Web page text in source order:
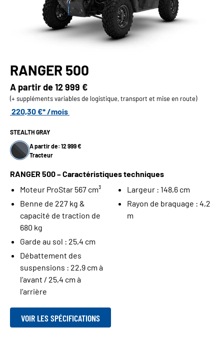
RANGER 500
A partir de12 999 €
(+ suppléments variables de logistique, transport et mise en route)
220,30 €* /mois
STEALTH GRAY
A partir de: 12 999 €
Tracteur
RANGER 500 – Caractéristiques techniques
Moteur ProStar 567 cm³
Benne de 227 kg &
capacité de traction de
680 kg
Garde au sol : 25,4 cm
Débattement des
suspensions : 22,9 cm à
l’avant / 25,4 cm à
l’arrière
Largeur : 148,6 cm
Rayon de braquage : 4,2
m
VOIR LES SPÉCIFICATIONS